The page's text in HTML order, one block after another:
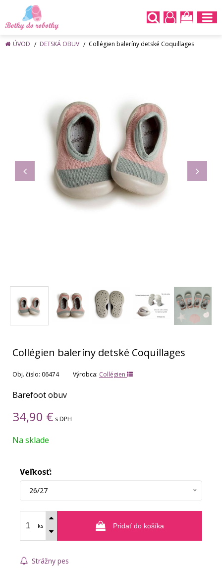
ÚVOD DETSKÁ OBUV Collégien baleríny detské Coquillages
Collégien baleríny detské Coquillages
Obj. čislo: 06474 Výrobca: Collégien
Barefoot obuv
34,90 € s DPH
Na sklade
Veľkosť:
26/27
ks Pridať do košíka
Strážny pes